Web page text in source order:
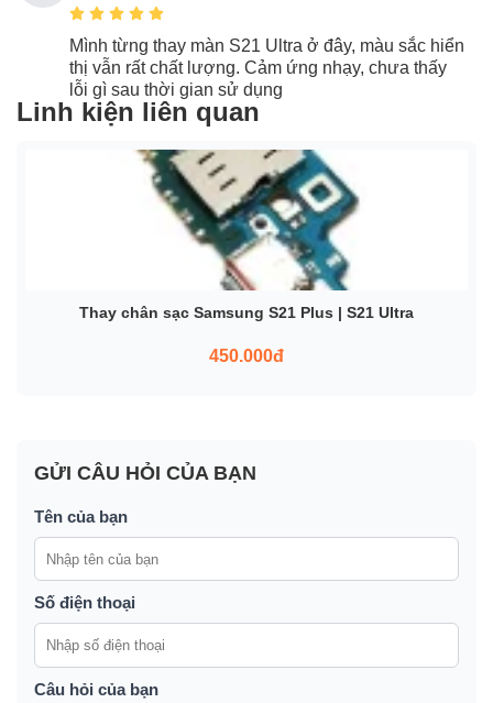
Mình từng thay màn S21 Ultra ở đây, màu sắc hiển
thị vẫn rất chất lượng. Cảm ứng nhạy, chưa thấy
lỗi gì sau thời gian sử dụng
Linh kiện liên quan
Thay chân sạc Samsung S21 Plus | S21 Ultra
450.000đ
GỬI CÂU HỎI CỦA BẠN
Tên của bạn
Số điện thoại
Câu hỏi của bạn